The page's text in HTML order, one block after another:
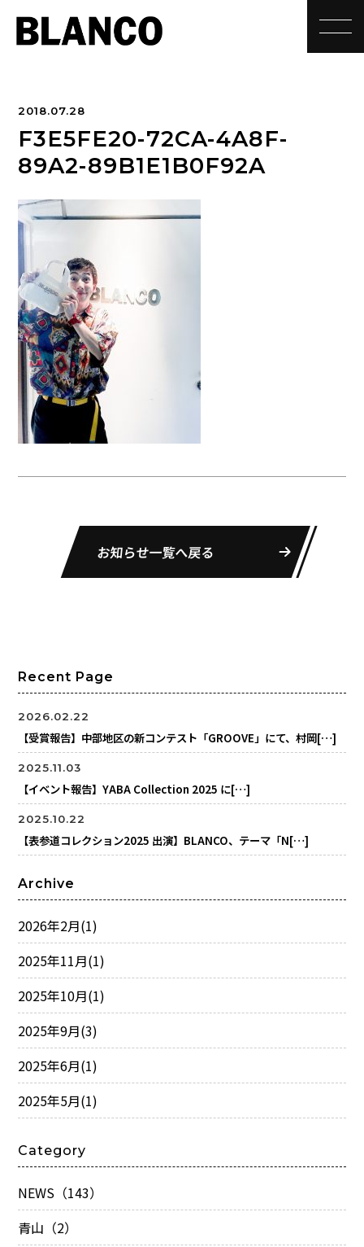
2018.07.28
F3E5FE20-72CA-4A8F-
89A2-89B1E1B0F92A
お知らせ一覧へ戻る
Recent Page
2026.02.22
【受賞報告】中部地区の新コンテスト「GROOVE」にて、村岡[…]
2025.11.03
【イベント報告】YABA Collection 2025 に[…]
2025.10.22
【表参道コレクション2025 出演】BLANCO、テーマ「N[…]
Archive
2026年2月(1)
2025年11月(1)
2025年10月(1)
2025年9月(3)
2025年6月(1)
2025年5月(1)
Category
NEWS（143）
青山（2）